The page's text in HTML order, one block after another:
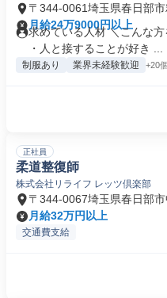
〒344-0061埼玉県春日部
月給24万9000円以上
求めている人材 ＼こんな
・人と接することが好き ...
制服あり 業界未経験歓迎 +20個
正社員
柔道整復師
株式会社リライフ レッツ倶楽部
〒344-0067埼玉県春日部市
月給32万円以上
交通費支給